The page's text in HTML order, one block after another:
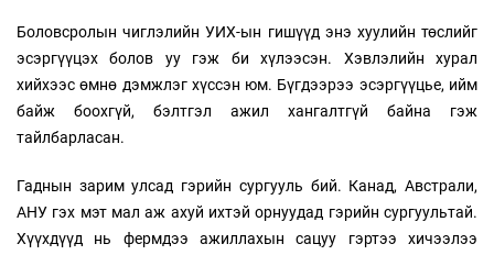
Боловсролын чиглэлийн УИХ-ын гишүүд энэ хуулийн төслийг
эсэргүүцэх болов уу гэж би хүлээсэн. Хэвлэлийн хурал
хийхээс өмнө дэмжлэг хүссэн юм. Бүгдээрээ эсэргүүцье, ийм
байж боохгүй, бэлтгэл ажил хангалтгүй байна гэж
тайлбарласан.
Гаднын зарим улсад гэрийн сургууль бий. Канад, Австрали,
АНУ гэх мэт мал аж ахуй ихтэй орнуудад гэрийн сургуультай.
Хүүхдүүд нь фермдээ ажиллахын сацуу гэртээ хичээлээ